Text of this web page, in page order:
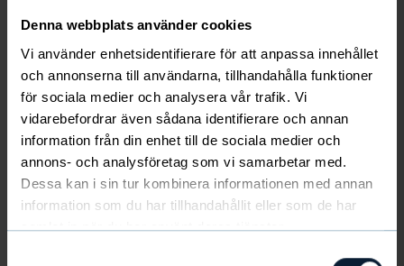
Denna webbplats använder cookies
Vi använder enhetsidentifierare för att anpassa innehållet
och annonserna till användarna, tillhandahålla funktioner
för sociala medier och analysera vår trafik. Vi
vidarebefordrar även sådana identifierare och annan
information från din enhet till de sociala medier och
annons- och analysföretag som vi samarbetar med.
Dessa kan i sin tur kombinera informationen med annan
information som du har tillhandahållit eller som de har
samlat in när du har använt deras tjänster.
lag och skolklasser. Är du intresserad av att köpa våra
produkter men känner ingen som säljer för tillfället...
LÄS HELA SVARET
Vilken storlek ska jag välja?
Funderar du på att köpa någon av våra produkter men
vet inte riktigt vilken storlek du ska välja? Fram med